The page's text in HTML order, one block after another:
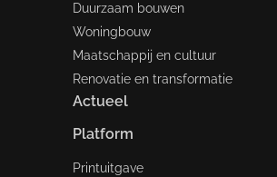
Duurzaam bouwen
Woningbouw
Maatschappij en cultuur
Renovatie en transformatie
Actueel
Platform
Printuitgave